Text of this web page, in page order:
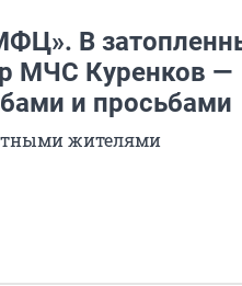
В
МЧС Куренков —
и просьбами
жителями